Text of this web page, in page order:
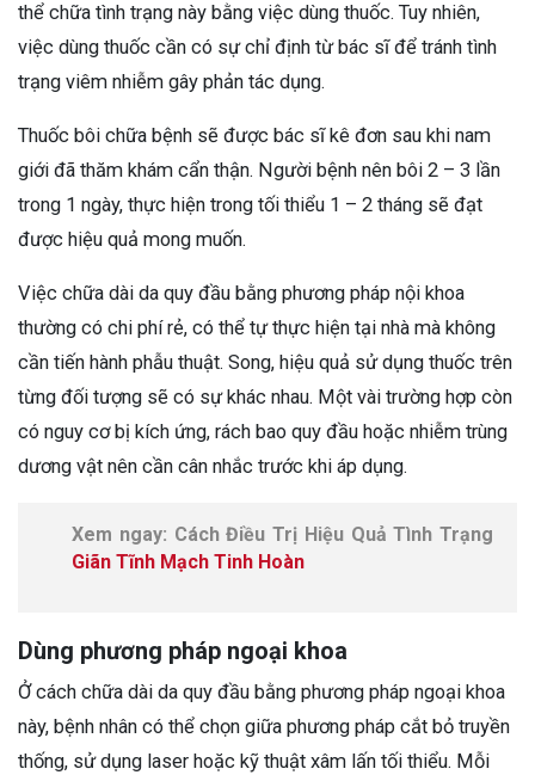
thể chữa tình trạng này bằng việc dùng thuốc. Tuy nhiên,
việc dùng thuốc cần có sự chỉ định từ bác sĩ để tránh tình
trạng viêm nhiễm gây phản tác dụng.
Thuốc bôi chữa bệnh sẽ được bác sĩ kê đơn sau khi nam
giới đã thăm khám cẩn thận. Người bệnh nên bôi 2 – 3 lần
trong 1 ngày, thực hiện trong tối thiểu 1 – 2 tháng sẽ đạt
được hiệu quả mong muốn.
Việc chữa dài da quy đầu bằng phương pháp nội khoa
thường có chi phí rẻ, có thể tự thực hiện tại nhà mà không
cần tiến hành phẫu thuật. Song, hiệu quả sử dụng thuốc trên
từng đối tượng sẽ có sự khác nhau. Một vài trường hợp còn
có nguy cơ bị kích ứng, rách bao quy đầu hoặc nhiễm trùng
dương vật nên cần cân nhắc trước khi áp dụng.
Xem ngay: Cách Điều Trị Hiệu Quả Tình Trạng
Giãn Tĩnh Mạch Tinh Hoàn
Dùng phương pháp ngoại khoa
Ở cách chữa dài da quy đầu bằng phương pháp ngoại khoa
này, bệnh nhân có thể chọn giữa phương pháp cắt bỏ truyền
thống, sử dụng laser hoặc kỹ thuật xâm lấn tối thiểu. Mỗi